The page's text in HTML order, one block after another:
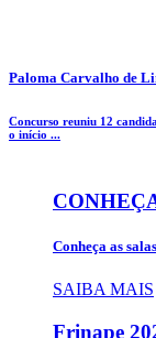
Paloma Carvalho de
Concurso reuniu 12
o início ...
Conheça as
SAIBA MAIS
Frinape